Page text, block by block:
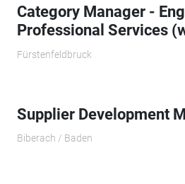
Category Manager -
Professional Services
Fürstenfeldbruck
Supplier Development
Biberach / Baden